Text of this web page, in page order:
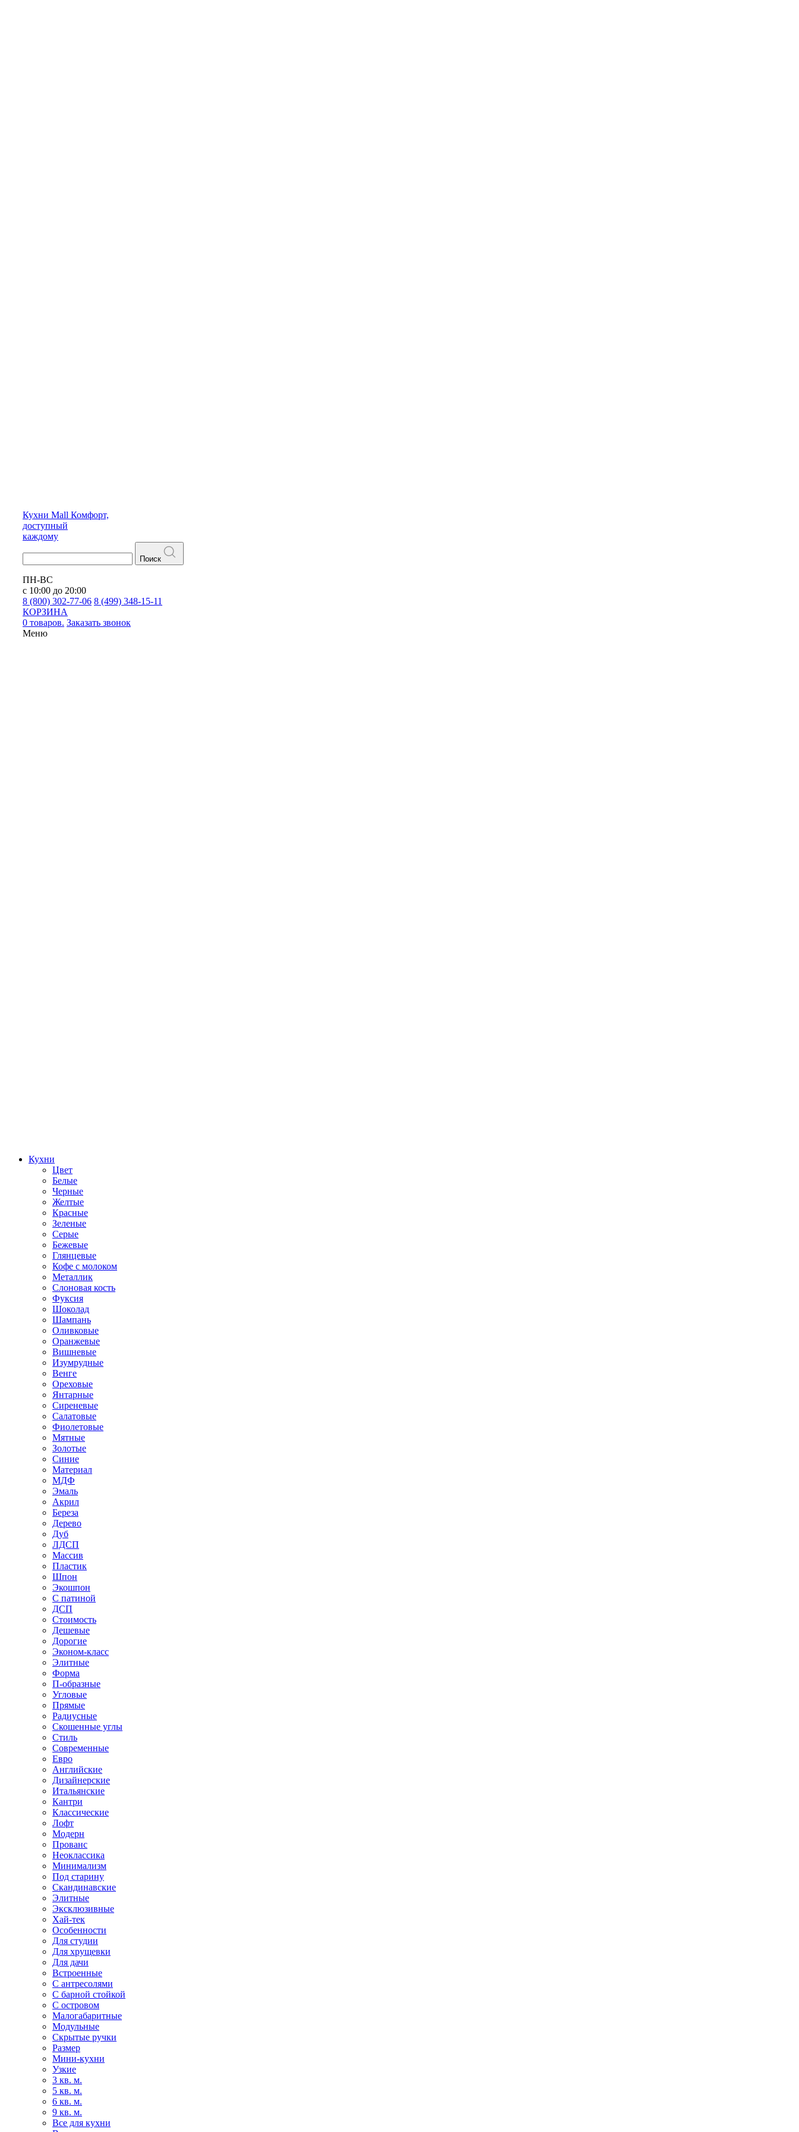
Кухни Mall Комфорт,
доступный
каждому
Поиск
ПН-ВС
с 10:00 до 20:00
8 (800) 302-77-06 8 (499) 348-15-11
КОРЗИНА
0 товаров. Заказать звонок
Меню
Кухни
Цвет
Белые
Черные
Желтые
Красные
Зеленые
Серые
Бежевые
Глянцевые
Кофе с молоком
Металлик
Слоновая кость
Фуксия
Шоколад
Шампань
Оливковые
Оранжевые
Вишневые
Изумрудные
Венге
Ореховые
Янтарные
Сиреневые
Салатовые
Фиолетовые
Мятные
Золотые
Синие
Материал
МДФ
Эмаль
Акрил
Береза
Дерево
Дуб
ЛДСП
Массив
Пластик
Шпон
Экошпон
С патиной
ДСП
Стоимость
Дешевые
Дорогие
Эконом-класс
Элитные
Форма
П-образные
Угловые
Прямые
Радиусные
Скошенные углы
Стиль
Современные
Евро
Английские
Дизайнерские
Итальянские
Кантри
Классические
Лофт
Модерн
Прованс
Неоклассика
Минимализм
Под старину
Скандинавские
Элитные
Эксклюзивные
Хай-тек
Особенности
Для студии
Для хрущевки
Для дачи
Встроенные
С антресолями
С барной стойкой
С островом
Малогабаритные
Модульные
Скрытые ручки
Размер
Мини-кухни
Узкие
3 кв. м.
5 кв. м.
6 кв. м.
9 кв. м.
Все для кухни